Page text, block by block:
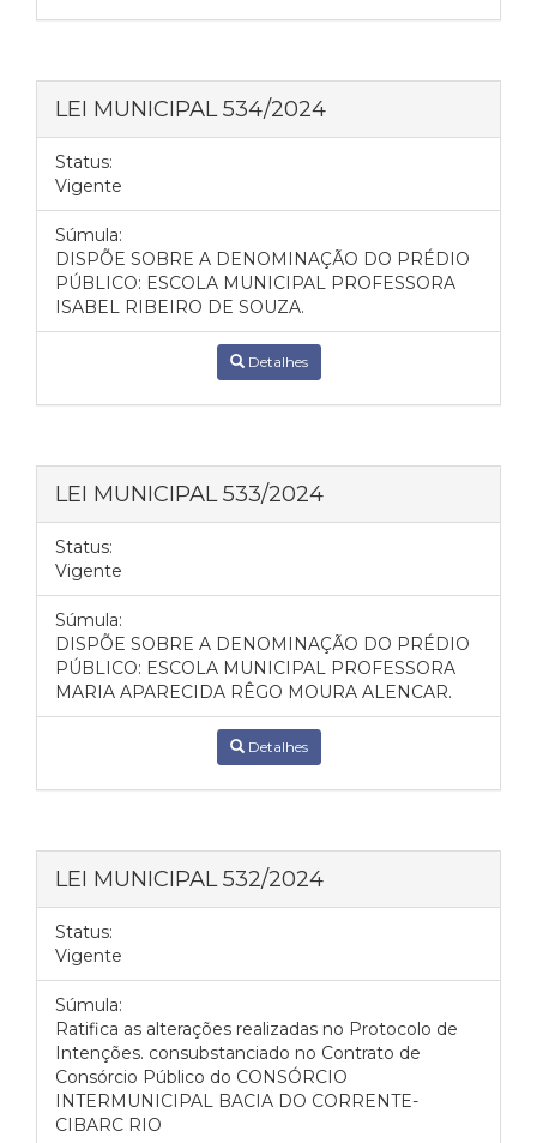
LEI MUNICIPAL 534/2024
Status:
Vigente
Súmula:
DISPÕE SOBRE A DENOMINAÇÃO DO PRÉDIO
PÚBLICO: ESCOLA MUNICIPAL PROFESSORA
ISABEL RIBEIRO DE SOUZA.
Detalhes
LEI MUNICIPAL 533/2024
Status:
Vigente
Súmula:
DISPÕE SOBRE A DENOMINAÇÃO DO PRÉDIO
PÚBLICO: ESCOLA MUNICIPAL PROFESSORA
MARIA APARECIDA RÊGO MOURA ALENCAR.
Detalhes
LEI MUNICIPAL 532/2024
Status:
Vigente
Súmula:
Ratifica as alterações realizadas no Protocolo de
Intenções. consubstanciado no Contrato de
Consórcio Público do CONSÓRCIO
INTERMUNICIPAL BACIA DO CORRENTE-
CIBARC RIO